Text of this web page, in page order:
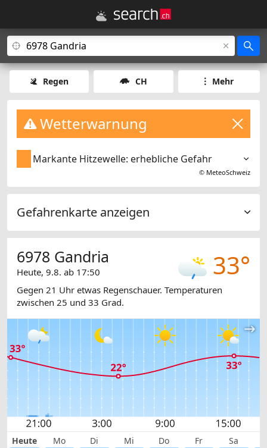
Regen CH Mehr
Wetterwarnung
Markante Hitzewelle: erhebliche Gefahr
© MeteoSchweiz
Gefahrenkarte anzeigen
33°
6978 Gandria
Heute, 9.8. ab 17:50
Gegen 21 Uhr etwas Regenschauer. Temperaturen
zwischen 25 und 33 Grad.
Heute Mo Di Mi Do Fr Sa